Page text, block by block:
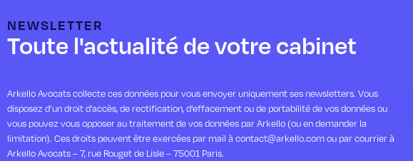
NEWSLETTER
Toute l'actualité de votre cabinet
Arkello Avocats collecte ces données pour vous envoyer uniquement ses newsletters. Vous
disposez d’un droit d’accès, de rectification, d’effacement ou de portabilité de vos données ou
vous pouvez vous opposer au traitement de vos données par Arkello (ou en demander la
limitation). Ces droits peuvent être exercées par mail à contact@arkello.com ou par courrier à
Arkello Avocats – 7, rue Rouget de Lisle – 75001 Paris.